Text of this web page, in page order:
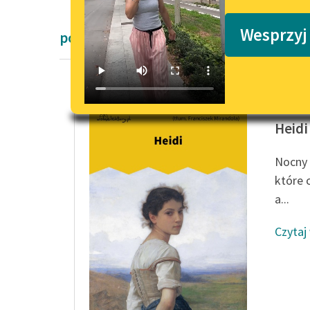
powieści dla dzieci i młodzieży
Heidi
które
a...
Czytaj